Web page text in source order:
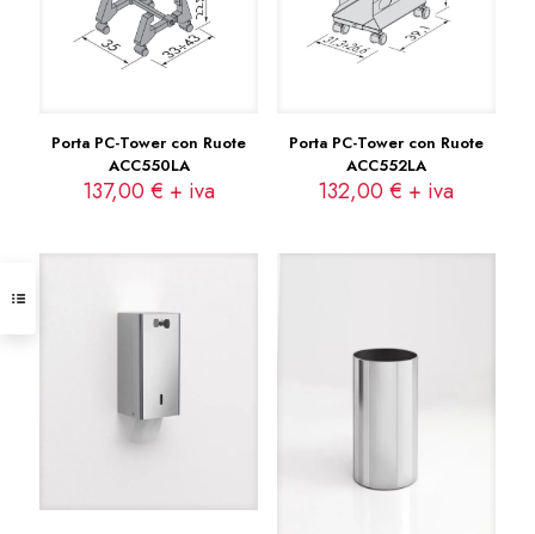
Porta PC-Tower con Ruote
ACC550LA
137,00€ + iva
Porta PC-Tower con Ruote
ACC552LA
132,00€ + iva